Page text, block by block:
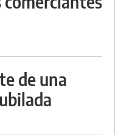
de una